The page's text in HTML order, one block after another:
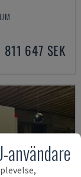
811 647 SEK
användare